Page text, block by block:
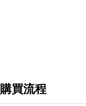
購買流程